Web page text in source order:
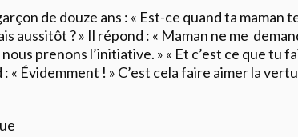
de douze ans : « Est-ce quand ta maman
aussitôt ? » Il répond : « Maman ne me
prenons l’initiative. » « Et c’est ce que tu
« Évidemment ! » C’est cela faire aimer la